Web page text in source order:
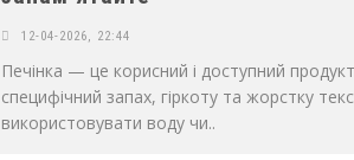
12-04-2026, 22:44
Печінка — це корисний і доступний
специфічний запах, гіркоту та жорстку
використовувати воду чи..